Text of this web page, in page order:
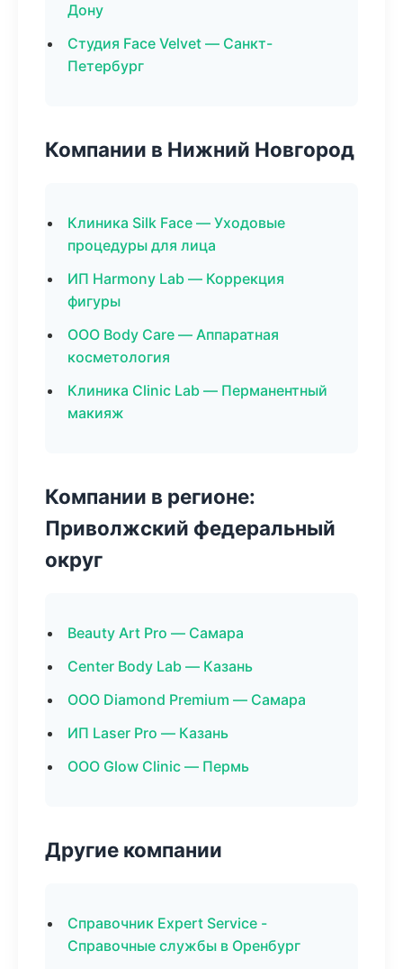
Дону
Студия Face Velvet — Санкт-
Петербург
Компании в Нижний Новгород
Клиника Silk Face — Уходовые
процедуры для лица
ИП Harmony Lab — Коррекция
фигуры
ООО Body Care — Аппаратная
косметология
Клиника Clinic Lab — Перманентный
макияж
Компании в регионе:
Приволжский федеральный
округ
Beauty Art Pro — Самара
Center Body Lab — Казань
ООО Diamond Premium — Самара
ИП Laser Pro — Казань
ООО Glow Clinic — Пермь
Другие компании
Справочник Expert Service -
Справочные службы в Оренбург